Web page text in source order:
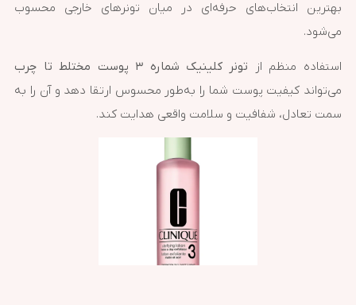
بهترین انتخاب‌های حرفه‌ای در میان تونرهای خارجی محسوب
می‌شود.
استفاده منظم از تونر کلینیک شماره ۳ پوست مختلط تا چرب
می‌تواند کیفیت پوست شما را به‌طور محسوس ارتقا دهد و آن را به
سمت تعادل، شفافیت و سلامت واقعی هدایت کند.